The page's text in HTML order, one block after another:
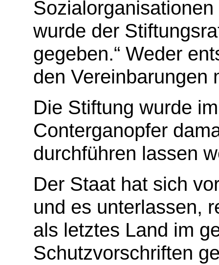
wurde der
gegeben.“ Weder
den Vereinbarungen
Die Stiftung wurde
Conterganopfer
durchführen lassen
Der Staat hat sich
und es unterlassen,
als letztes Land im
Schutzvorschriften